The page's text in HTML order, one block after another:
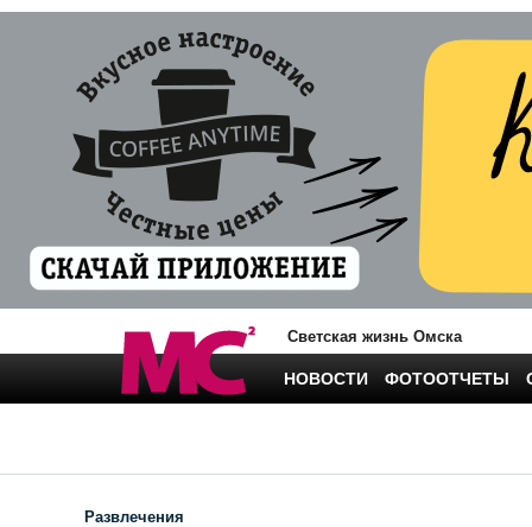
Светская жизнь Омска
НОВОСТИ ФОТООТЧЕТЫ
Развлечения